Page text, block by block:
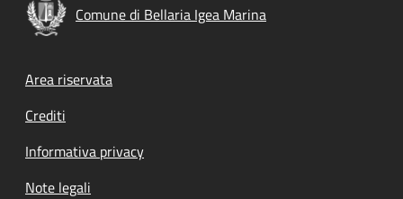
Comune di Bellaria Igea Marina
Footer menu
Area riservata
Crediti
Informativa privacy
Note legali